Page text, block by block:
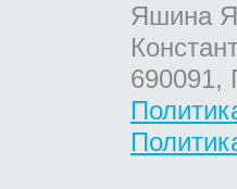
Яшина
690091,